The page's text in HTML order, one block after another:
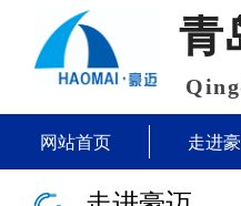
网站首页 走进
青